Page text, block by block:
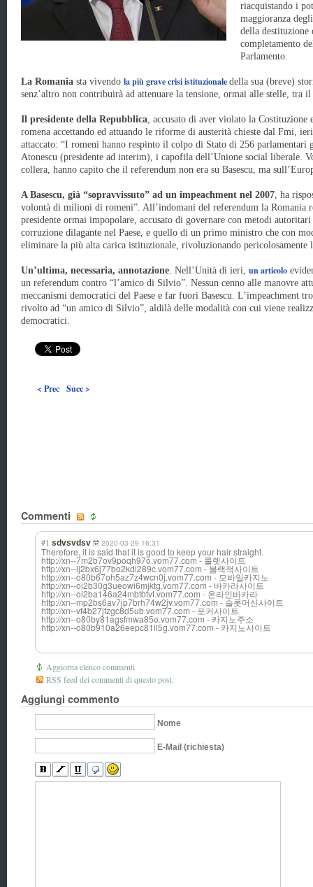
riacquistando i
maggioranza
della destituzione
completamento
Parlamento.
La Romania sta vivendo la più grave crisi istituzionale della sua (breve)
senz’altro non contribuirà ad attenuare la tensione, ormai alle stelle, tra
Il presidente della Repubblica, accusato di aver violato la
romena accettando ed attuando le riforme di austerità chieste dal Fmi,
attaccato: “I romeni hanno respinto il colpo di Stato di 256
Atonescu (presidente ad interim), i capofila dell’Unione social liberale.
collera, hanno capito che il referendum non era su Basescu, ma
A Basescu, già “sopravvissuto” ad un impeachment nel 2007, ha
volontà di milioni di romeni”. All’indomani del referendum la Romania
presidente ormai impopolare, accusato di governare con metodi
corruzione dilagante nel Paese, e quello di un primo ministro che con
eliminare la più alta carica istituzionale, rivoluzionando pericolosamente
Un’ultima, necessaria, annotazione. Nell’Unità di ieri, un articolo
un referendum contro “l’amico di Silvio”. Nessun cenno alle manovre
meccanismi democratici del Paese e far fuori Basescu. L’impeachment
rivolto ad “un amico di Silvio”, aldilà delle modalità con cui viene
democratici.
< Prec Succ >
Commenti
#1 sdvsvdsv 2020-03-29 16:31
Therefore, it is said that it is good to keep your hair straight.
http://xn--7m2b7ov9poqh97o.vom77.com - 룰렛사이트
http://xn--ij2bx6j77bo2kdi289c.vom77.com - 블랙잭사이트
http://xn--o80b67oh5az7z4wcn0j.vom77.com - 모바일카지노
http://xn--oi2b30g3ueowi6mjktg.vom77.com - 바카라사이트
http://xn--oi2ba146a24mbtbtvt.vom77.com - 온라인바카라
http://xn--mp2bs6av7jp7brh74w2jv.vom77.com - 슬롯머신사이트
http://xn--vf4b27jfzgc8d5ub.vom77.com - 포커사이트
http://xn--o80by81agsfmwa85o.vom77.com - 카지노주소
http://xn--o80b910a26eepc81il5g.vom77.com - 카지노사이트
Aggiorna elenco commenti
RSS feed dei commenti di questo post.
Aggiungi commento
Nome
E-Mail (richiesta)